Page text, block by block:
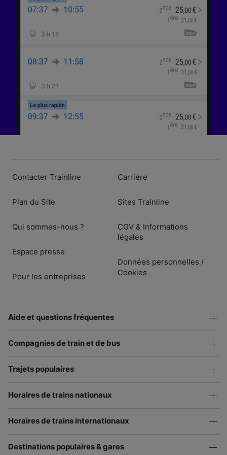
Contacter Trainline
Plan du Site
Qui sommes-nous ?
Espace presse
Pour les entreprises
Carrière
Sites Trainline
CGV & Informations
légales
Données personnelles /
Cookies
Aide et questions fréquentes
Compagnies de train et de bus
Trajets populaires
Horaires de trains nationaux
Horaires de trains internationaux
Destinations populaires & gares
l’identification. Stocker et/ou accéder à des
informations sur un appareil. Publicités et
performance des publicités et du contenu,
Liste de nos partenaires (fournisseurs)